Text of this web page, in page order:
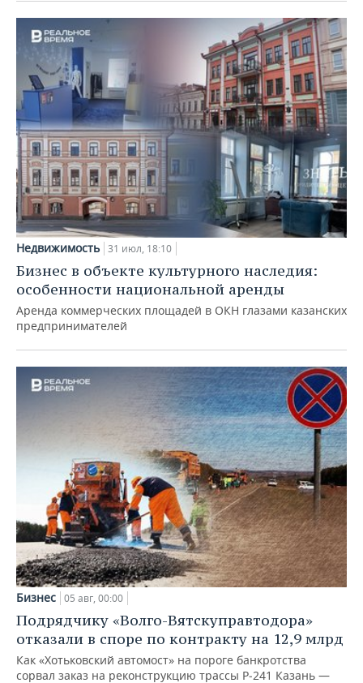
Недвижимость 31 июл, 18:10
Бизнес в объекте культурного наследия:
особенности национальной аренды
Аренда коммерческих площадей в ОКН глазами казанских
предпринимателей
Бизнес 05 авг, 00:00
Подрядчику «Волго-Вятскуправтодора»
отказали в споре по контракту на 12,9 млрд
Как «Хотьковский автомост» на пороге банкротства
сорвал заказ на реконструкцию трассы Р‑241 Казань —